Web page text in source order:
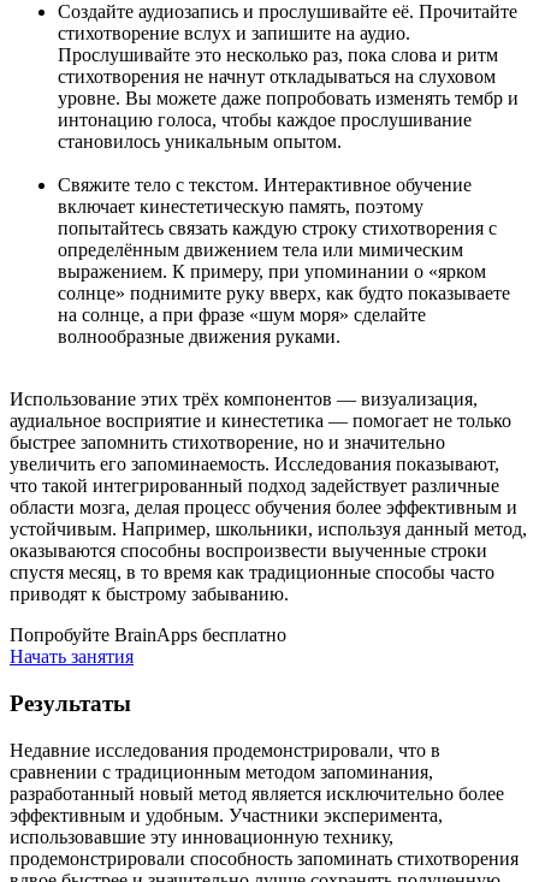
Создайте аудиозапись и прослушивайте её. Прочитайте
стихотворение вслух и запишите на аудио.
Прослушивайте это несколько раз, пока слова и ритм
стихотворения не начнут откладываться на слуховом
уровне. Вы можете даже попробовать изменять тембр и
интонацию голоса, чтобы каждое прослушивание
становилось уникальным опытом.
Свяжите тело с текстом. Интерактивное обучение
включает кинестетическую память, поэтому
попытайтесь связать каждую строку стихотворения с
определённым движением тела или мимическим
выражением. К примеру, при упоминании о «ярком
солнце» поднимите руку вверх, как будто показываете
на солнце, а при фразе «шум моря» сделайте
волнообразные движения руками.
Использование этих трёх компонентов — визуализация,
аудиальное восприятие и кинестетика — помогает не только
быстрее запомнить стихотворение, но и значительно
увеличить его запоминаемость. Исследования показывают,
что такой интегрированный подход задействует различные
области мозга, делая процесс обучения более эффективным и
устойчивым. Например, школьники, используя данный метод,
оказываются способны воспроизвести выученные строки
спустя месяц, в то время как традиционные способы часто
приводят к быстрому забыванию.
Попробуйте BrainApps бесплатно
Начать занятия
Результаты
Недавние исследования продемонстрировали, что в
сравнении с традиционным методом запоминания,
разработанный новый метод является исключительно более
эффективным и удобным. Участники эксперимента,
использовавшие эту инновационную технику,
продемонстрировали способность запоминать стихотворения